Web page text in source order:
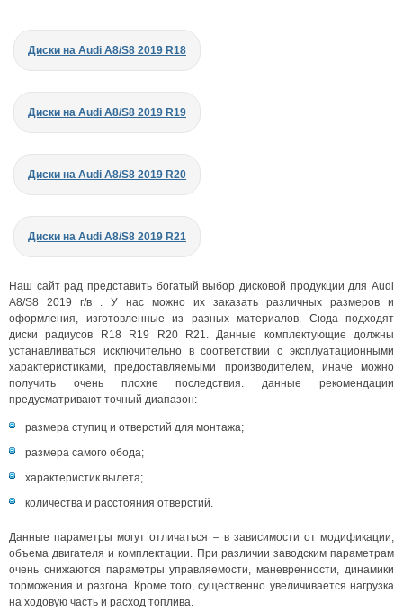
Диски на Audi A8/S8 2019 R18
Диски на Audi A8/S8 2019 R19
Диски на Audi A8/S8 2019 R20
Диски на Audi A8/S8 2019 R21
Наш сайт рад представить богатый выбор дисковой продукции для Audi
A8/S8 2019 г/в . У нас можно их заказать различных размеров и
оформления, изготовленные из разных материалов. Сюда подходят
диски радиусов R18 R19 R20 R21. Данные комплектующие должны
устанавливаться исключительно в соответствии с эксплуатационными
характеристиками, предоставляемыми производителем, иначе можно
получить очень плохие последствия. данные рекомендации
предусматривают точный диапазон:
размера ступиц и отверстий для монтажа;
размера самого обода;
характеристик вылета;
количества и расстояния отверстий.
Данные параметры могут отличаться – в зависимости от модификации,
объема двигателя и комплектации. При различии заводским параметрам
очень снижаются параметры управляемости, маневренности, динамики
торможения и разгона. Кроме того, существенно увеличивается нагрузка
на ходовую часть и расход топлива.